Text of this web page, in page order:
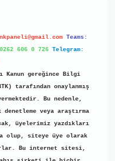
Teams:
606 0 726 Telegram:
Kanun gereğince Bilgi
tarafından onaylanmış
Bu nedenle,
veya araştırma
üyelerimiz yazdıkları
olup, siteye üye olarak
Bu internet sitesi,